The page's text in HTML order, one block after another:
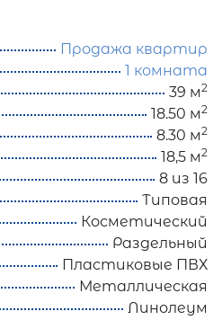
Продажа квартир
1 комната
39 м2
18.50 м2
8.30 м2
18,5 м2
8 из 16
Типовая
Косметический
Раздельный
Пластиковые ПВХ
Металлическая
Линолеум